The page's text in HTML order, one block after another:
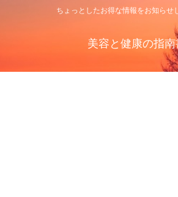
ちょっとしたお得な情報をお知らせ
美容と健康の指南